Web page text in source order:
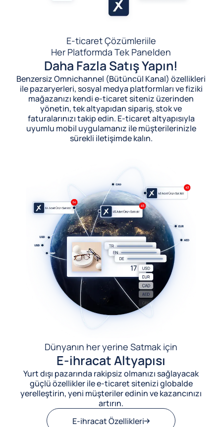
E-ticaret Çözümleriile
Her Platformda Tek Panelden
Daha Fazla Satış Yapın!
Benzersiz Omnichannel (Bütüncül Kanal) özellikleri
ile pazaryerleri, sosyal medya platformları ve fiziki
mağazanızı kendi e-ticaret siteniz üzerinden
yönetin, tek altyapıdan sipariş, stok ve
faturalarınızı takip edin. E-ticaret altyapısıyla
uyumlu mobil uygulamanız ile müşterilerinizle
sürekli iletişimde kalın.
Dünyanın her yerine Satmak için
E-ihracat Altyapısı
Yurt dışı pazarında rakipsiz olmanızı sağlayacak
güçlü özellikler ile e-ticaret sitenizi globalde
yerelleştirin, yeni müşteriler edinin ve kazancınızı
artırın.
E-ihracat Özellikleri